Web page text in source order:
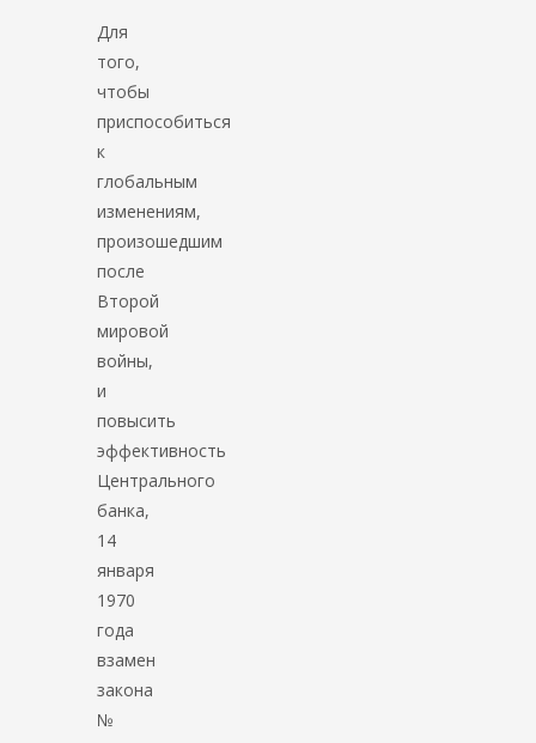
Для
того,
чтобы
приспособиться
к
глобальным
изменениям,
произошедшим
после
Второй
мировой
войны,
и
повысить
эффективность
Центрального
банка,
14
января
1970
года
взамен
закона
№